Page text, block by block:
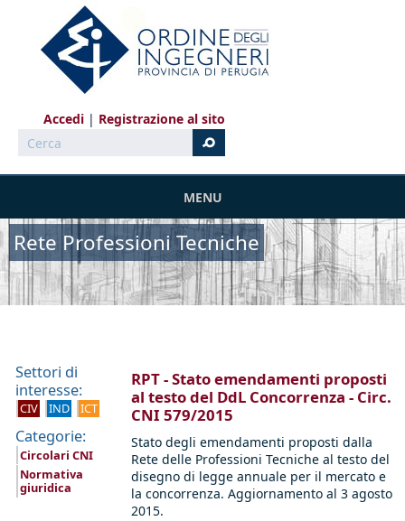
Salta al contenuto principale
Accedi
Registrazione al sito
Cerca
MENU
Rete Professioni Tecniche
Settori di
interesse:
CIV IND ICT
Categorie:
Circolari CNI
Normativa
giuridica
RPT - Stato emendamenti proposti
al testo del DdL Concorrenza - Circ.
CNI 579/2015
Stato degli emendamenti proposti dalla
Rete delle Professioni Tecniche al testo del
disegno di legge annuale per il mercato e
la concorrenza. Aggiornamento al 3 agosto
2015.